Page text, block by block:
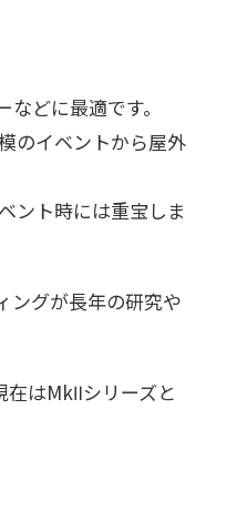
どに最適です。
のイベントから屋外
ント時には重宝しま
ングが長年の研究や
在はMkⅡシリーズと